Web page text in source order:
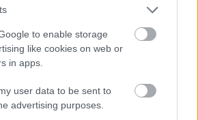
to enable storage
like cookies on web or
in apps.
user data to be sent to
advertising purposes.